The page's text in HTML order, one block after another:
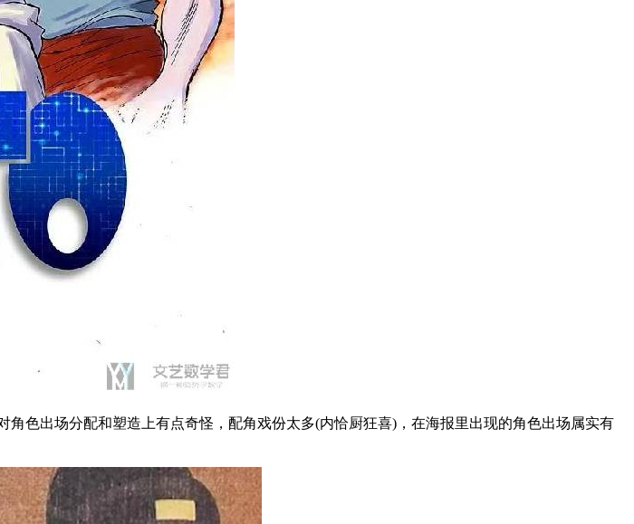
色出场分配和塑造上有点奇怪，配角戏份太多(内恰厨狂喜)，在海报里出现的角色出场属实有